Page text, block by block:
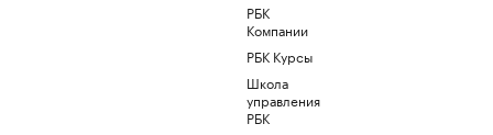
РБК
Компании
РБК Курсы
Школа
управления
РБК